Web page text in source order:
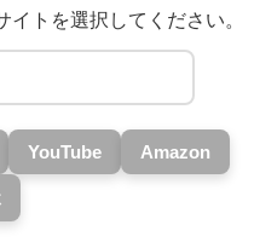
トを選択してください。
YouTube Amazon